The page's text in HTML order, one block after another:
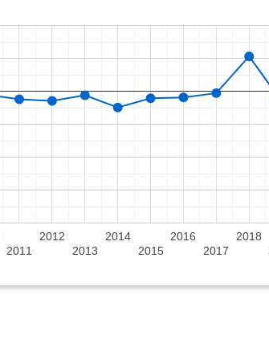
2011
2012
2013
2014
2015
2016
2017
2018